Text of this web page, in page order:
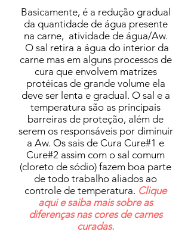
Basicamente, é a redução gradual
da quantidade de água presente
na carne, atividade de água/Aw.
O sal retira a água do interior da
carne mas em alguns processos de
cura que envolvem matrizes
protéicas de grande volume ela
deve ser lenta e gradual. O sal e a
temperatura são as principais
barreiras de proteção, além de
serem os responsáveis por diminuir
a Aw. Os sais de Cura Cure#1 e
Cure#2 assim com o sal comum
(cloreto de sódio) fazem boa parte
de todo trabalho aliados ao
controle de temperatura. Clique
aqui e saiba mais sobre as
diferenças nas cores de carnes
curadas.